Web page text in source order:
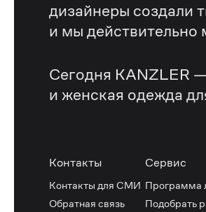
дизайнеры создали
и мы действительно
Сегодня KANZLER
и женская одежда
Контакты
Контакты для СМИ
Обратная связь
Сервис
Программа
Подобрать